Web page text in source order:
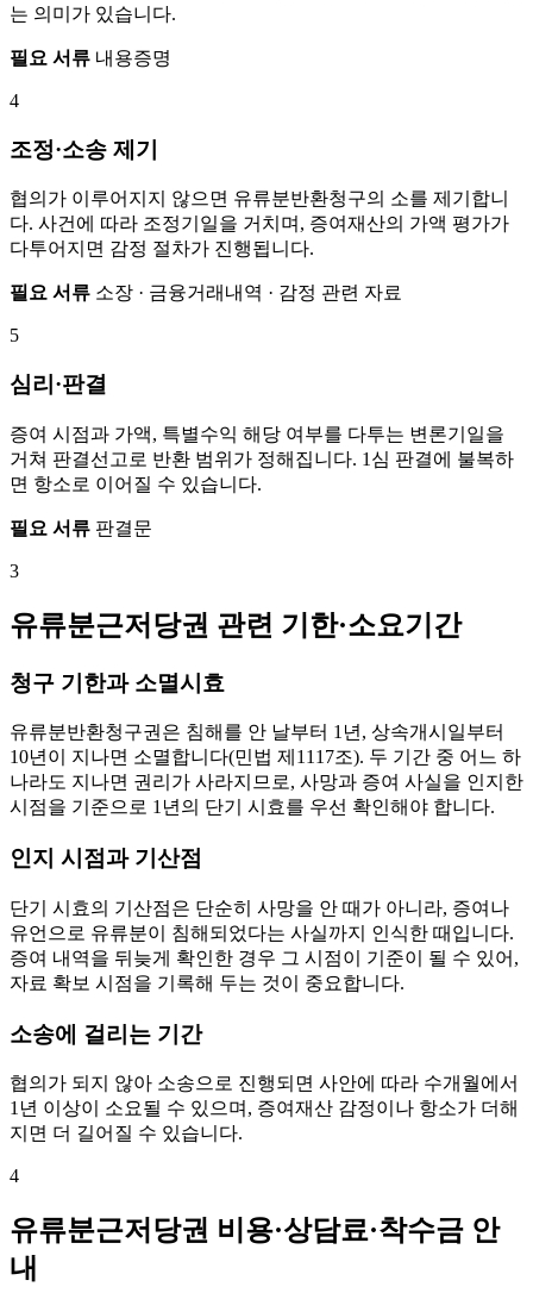
는 의미가 있습니다.
필요 서류 내용증명
4
조정·소송 제기
협의가 이루어지지 않으면 유류분반환청구의 소를 제기합니
다. 사건에 따라 조정기일을 거치며, 증여재산의 가액 평가가
다투어지면 감정 절차가 진행됩니다.
필요 서류 소장 · 금융거래내역 · 감정 관련 자료
5
심리·판결
증여 시점과 가액, 특별수익 해당 여부를 다투는 변론기일을
거쳐 판결선고로 반환 범위가 정해집니다. 1심 판결에 불복하
면 항소로 이어질 수 있습니다.
필요 서류 판결문
3
유류분근저당권 관련 기한·소요기간
청구 기한과 소멸시효
유류분반환청구권은 침해를 안 날부터 1년, 상속개시일부터
10년이 지나면 소멸합니다(민법 제1117조). 두 기간 중 어느 하
나라도 지나면 권리가 사라지므로, 사망과 증여 사실을 인지한
시점을 기준으로 1년의 단기 시효를 우선 확인해야 합니다.
인지 시점과 기산점
단기 시효의 기산점은 단순히 사망을 안 때가 아니라, 증여나
유언으로 유류분이 침해되었다는 사실까지 인식한 때입니다.
증여 내역을 뒤늦게 확인한 경우 그 시점이 기준이 될 수 있어,
자료 확보 시점을 기록해 두는 것이 중요합니다.
소송에 걸리는 기간
협의가 되지 않아 소송으로 진행되면 사안에 따라 수개월에서
1년 이상이 소요될 수 있으며, 증여재산 감정이나 항소가 더해
지면 더 길어질 수 있습니다.
4
유류분근저당권 비용·상담료·착수금 안
내